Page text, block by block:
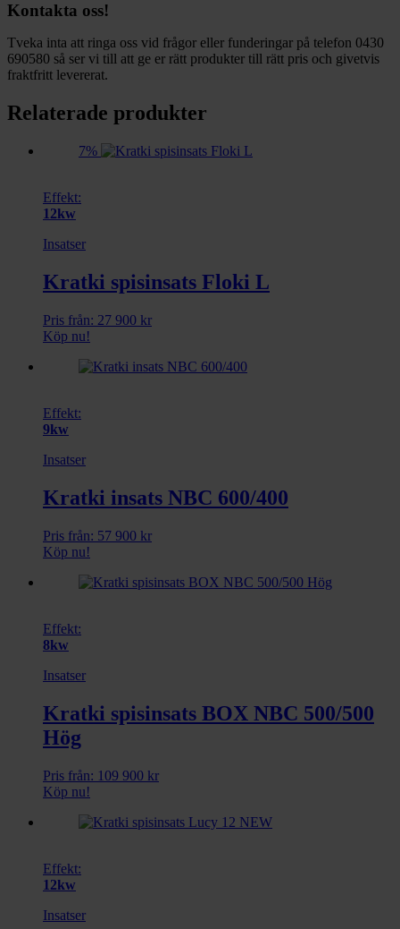
Kontakta oss!
Tveka inta att ringa oss vid frågor eller funderingar på telefon 0430
690580 så ser vi till att ge er rätt produkter till rätt pris och givetvis
fraktfritt levererat.
Relaterade produkter
7%
Effekt:
12kw
Insatser
Kratki spisinsats Floki L
Pris från: 27 900 kr
Köp nu!
Effekt:
9kw
Insatser
Kratki insats NBC 600/400
Pris från: 57 900 kr
Köp nu!
Effekt:
8kw
Insatser
Kratki spisinsats BOX NBC 500/500
Hög
Pris från: 109 900 kr
Köp nu!
Effekt:
12kw
Insatser